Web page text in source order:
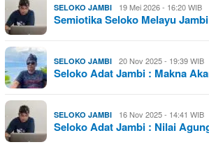
SELOKO JAMBI 19 Mei 2026 - 16:20 WIB
Semiotika Seloko Melayu
SELOKO JAMBI 20 Nov 2025 - 19:39 WIB
Seloko Adat Jambi : Makna
SELOKO JAMBI 16 Nov 2025 - 14:41 WIB
Seloko Adat Jambi : Nilai